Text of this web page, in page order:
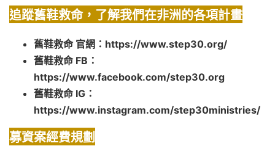
追蹤舊鞋救命，了解我們在非洲的各項計畫
舊鞋救命 官網： https://www.step30.org/
舊鞋救命 FB：
https://www.facebook.com/step30.org
舊鞋救命 IG：
https://www.instagram.com/step30ministries/
募資案經費規劃